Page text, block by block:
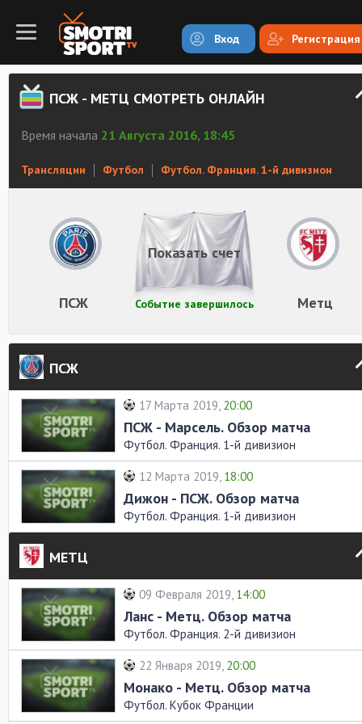
Вход Регистрация
ПСЖ - МЕТЦ СМОТРЕТЬ ОНЛАЙН
Время начала 21 Августа 2016, 18:45
Трансляции Футбол Футбол. Франция. 1-й дивизион
ПСЖ Метц
Событие завершилось
Показать счет
ПСЖ
17 Марта 2019, 20:00
ПСЖ - Марсель. Обзор матча
Футбол. Франция. 1-й дивизион
12 Марта 2019, 18:00
Дижон - ПСЖ. Обзор матча
Футбол. Франция. 1-й дивизион
МЕТЦ
09 Февраля 2019, 14:00
Ланс - Метц. Обзор матча
Футбол. Франция. 2-й дивизион
22 Января 2019, 20:00
Монако - Метц. Обзор матча
Футбол. Кубок Франции